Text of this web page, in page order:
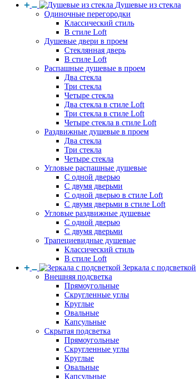
Душевые из стекла
Одиночные перегородки
Классический стиль
В стиле Loft
Душевые двери в проем
Стеклянная дверь
В стиле Loft
Распашные душевые в проем
Два стекла
Три стекла
Четыре стекла
Два стекла в стиле Loft
Три стекла в стиле Loft
Четыре стекла в стиле Loft
Раздвижные душевые в проем
Два стекла
Три стекла
Четыре стекла
Угловые распашные душевые
С одной дверью
С двумя дверьми
С одной дверью в стиле Loft
С двумя дверьми в стиле Loft
Угловые раздвижные душевые
С одной дверью
С двумя дверьми
Трапециевидные душевые
Классический стиль
В стиле Loft
Зеркала с подсветкой
Внешняя подсветка
Прямоугольные
Скругленные углы
Круглые
Овальные
Капсульные
Скрытая подсветка
Прямоугольные
Скругленные углы
Круглые
Овальные
Капсульные